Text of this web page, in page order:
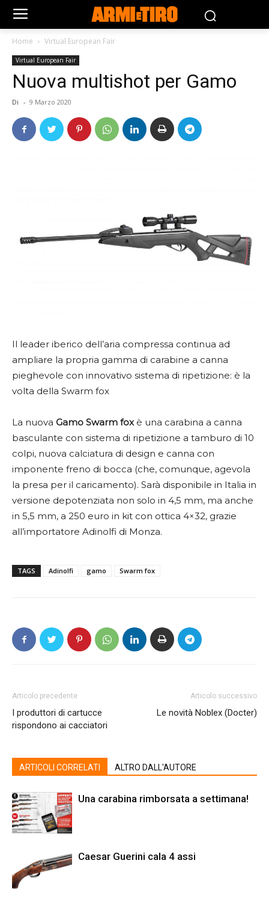
Home Virtual European Fair
Virtual European Fair
Nuova multishot per Gamo
Di - 9 Marzo 2020
Il leader iberico dell’aria compressa continua ad
ampliare la propria gamma di carabine a canna
pieghevole con innovativo sistema di ripetizione: è la
volta della Swarm fox
La nuova Gamo Swarm fox è una carabina a canna
basculante con sistema di ripetizione a tamburo di 10
colpi, nuova calciatura di design e canna con
imponente freno di bocca (che, comunque, agevola
la presa per il caricamento). Sarà disponibile in Italia in
versione depotenziata non solo in 4,5 mm, ma anche
in 5,5 mm, a 250 euro in kit con ottica 4×32, grazie
all’importatore Adinolfi di Monza.
TAGS Adinolfi gamo Swarm fox
Articolo precedente
I produttori di cartucce
rispondono ai cacciatori
Articolo successivo
Le novità Noblex (Docter)
ARTICOLI CORRELATI ALTRO DALL'AUTORE
Una carabina rimborsata a settimana!
Caesar Guerini cala 4 assi